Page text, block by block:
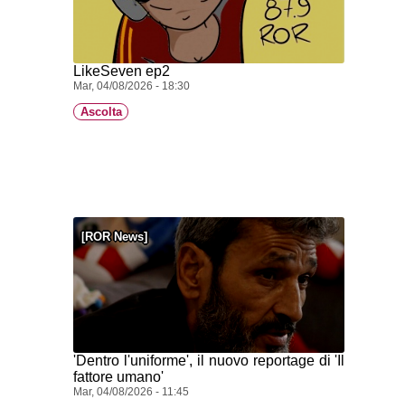
LikeSeven ep2
Mar, 04/08/2026 - 18:30
Ascolta
'Dentro l'uniforme', il nuovo reportage di 'Il
fattore umano'
Mar, 04/08/2026 - 11:45
ROR News